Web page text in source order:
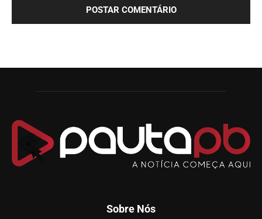
Sobre Nós